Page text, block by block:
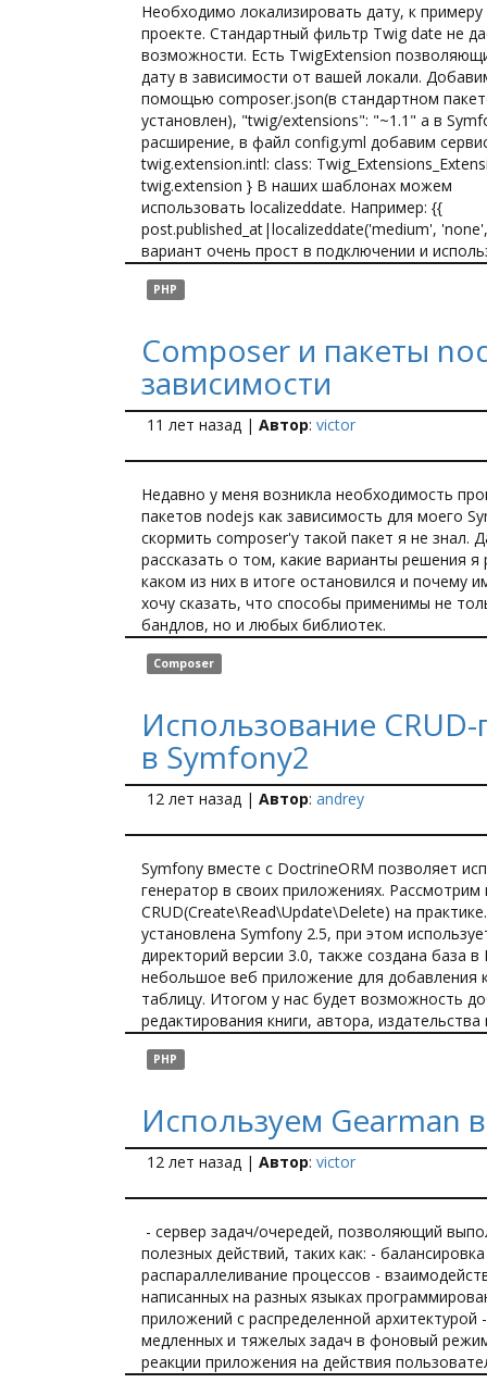
Необходимо локализировать дату, к
проекте. Стандартный фильтр Twig date не
возможности. Есть TwigExtension
дату в зависимости от вашей локали.
помощью composer.json(в стандартном
установлен), "twig/extensions": "~1.1" а в
расширение, в файл config.yml добавим
twig.extension.intl: class:
twig.extension } В наших шаблонах можем
использовать localizeddate. Например: {{
post.published_at|localizeddate('medium',
вариант очень прост в подключении и
PHP
Composer и пакеты
зависимости
11 лет назад | Автор: victor
Недавно у меня возникла необходимость
пакетов nodejs как зависимость для моего
скормить composer'у такой пакет я не знал.
рассказать о том, какие варианты решения я
каком из них в итоге остановился и почему
хочу сказать, что способы применимы не
бандлов, но и любых библиотек.
Composer
Использование
в Symfony2
12 лет назад | Автор: andrey
Symfony вместе с DoctrineORM позволяет
генератор в своих приложениях. Рассмотрим
CRUD(Create\Read\Update\Delete) на
установлена Symfony 2.5, при этом
директорий версии 3.0, также создана база
небольшое веб приложение для добавления
таблицу. Итогом у нас будет возможность
редактирования книги, автора, издательства
PHP
Используем Gearman
12 лет назад | Автор: victor
- сервер задач/очередей, позволяющий
полезных действий, таких как: - балансировка
распараллеливание процессов -
написанных на разных языках
приложений с распределенной архитектурой
медленных и тяжелых задач в фоновый
реакции приложения на действия